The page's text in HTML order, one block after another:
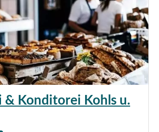
& Konditorei Kohls u.